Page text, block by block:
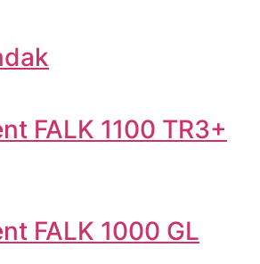
FALK 1100 TR3+
FALK 1000 GL